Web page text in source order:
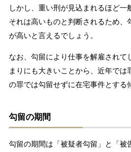
しかし、重い刑が見込まれるほど一
それは高いものと判断されるため、
が高いと言えるでしょう。
なお、勾留により仕事を解雇されて
まりにも大きいことから、近年では
の罪では勾留せずに在宅事件とする
勾留の期間
勾留の期間は「被疑者勾留」と「被